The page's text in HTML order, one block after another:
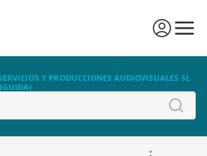
Y PRODUCCIONES AUDIOVISUALES SL